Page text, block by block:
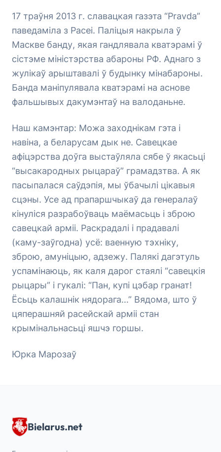
17 траўня 2013 г. славацкая газэта “Pravda”
паведаміла з Расеі. Паліцыя накрыла ў
Маскве банду, якая гандлявала кватэрамі ў
сістэме міністэрства абароны РФ. Аднаго з
жулікаў арыштавалі ў будынку мінабароны.
Банда маніпулявала кватэрамі на аснове
фальшывых дакумэнтаў на валоданьне.
Наш камэнтар: Можа заходнікам гэта і
навіна, а беларусам дык не. Савецкае
афіцэрства доўга выстаўляла сябе ў якасьці
“высакародных рыцараў” грамадзтва. А як
пасыпалася саўдэпія, мы ўбачылі цікавыя
сцэны. Усе ад прапаршчыкаў да генералаў
кінуліся разрабоўваць маёмасьць і зброю
савецкай арміі. Раскрадалі і прадавалі
(каму-заўгодна) усё: ваенную тэхніку,
зброю, амуніцыю, адзежу. Палякі дагэтуль
успамінаюць, як каля дарог стаялі “савецкія
рыцары” і гукалі: “Пан, купі цэбар гранат!
Ёсьць калашнік нядорага…” Вядома, што ў
цяперашняй расейскай арміі стан
крымінальнасьці яшчэ горшы.
Юрка Марозаў
Bielarus.net